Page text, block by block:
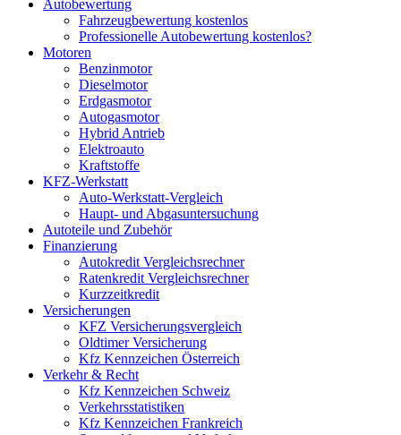
Autobewertung
Fahrzeugbewertung kostenlos
Professionelle Autobewertung kostenlos?
Motoren
Benzinmotor
Dieselmotor
Erdgasmotor
Autogasmotor
Hybrid Antrieb
Elektroauto
Kraftstoffe
KFZ-Werkstatt
Auto-Werkstatt-Vergleich
Haupt- und Abgasuntersuchung
Autoteile und Zubehör
Finanzierung
Autokredit Vergleichsrechner
Ratenkredit Vergleichsrechner
Kurzzeitkredit
Versicherungen
KFZ Versicherungsvergleich
Oldtimer Versicherung
Kfz Kennzeichen Österreich
Verkehr & Recht
Kfz Kennzeichen Schweiz
Verkehrsstatistiken
Kfz Kennzeichen Frankreich